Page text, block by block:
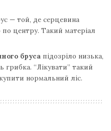
— той, де серцевина
по центру. Такий матеріал
бруса підозріло низька,
грибка. “Лікувати” такий
нормальний ліс.